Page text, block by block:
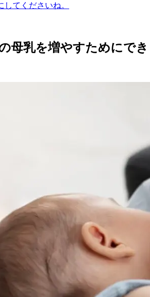
てくださいね。
母乳を増やすためにでき